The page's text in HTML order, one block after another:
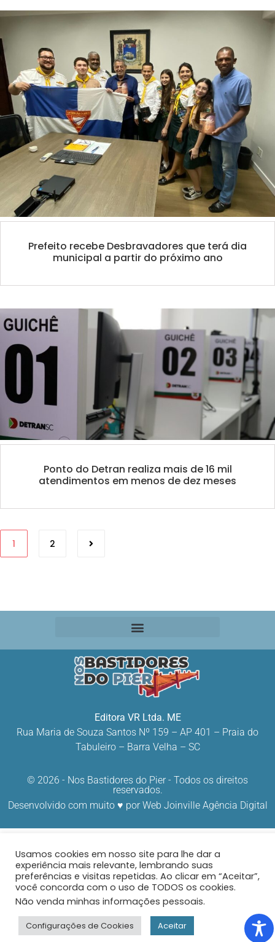
Prefeito recebe Desbravadores que terá dia
municipal a partir do próximo ano
Ponto do Detran realiza mais de 16 mil
atendimentos em menos de dez meses
1 2
Editora VR Ltda. ME
Rua Maria de Souza Santos Nº 159 – AP 401 – Praia do
Tabuleiro – Barra Velha – SC
© 2026 - Nos Bastidores do Pier - Todos os direitos
reservados.
Desenvolvido com muito ♥ porWeb Joinville Agência Digital
Usamos cookies em nosso site para lhe dar a
experiência mais relevante, lembrando suas
preferências e visitas repetidas. Ao clicar em “Aceitar”,
você concorda com o uso de TODOS os cookies.
Não venda minhas informações pessoais.
Configurações de Cookies Aceitar